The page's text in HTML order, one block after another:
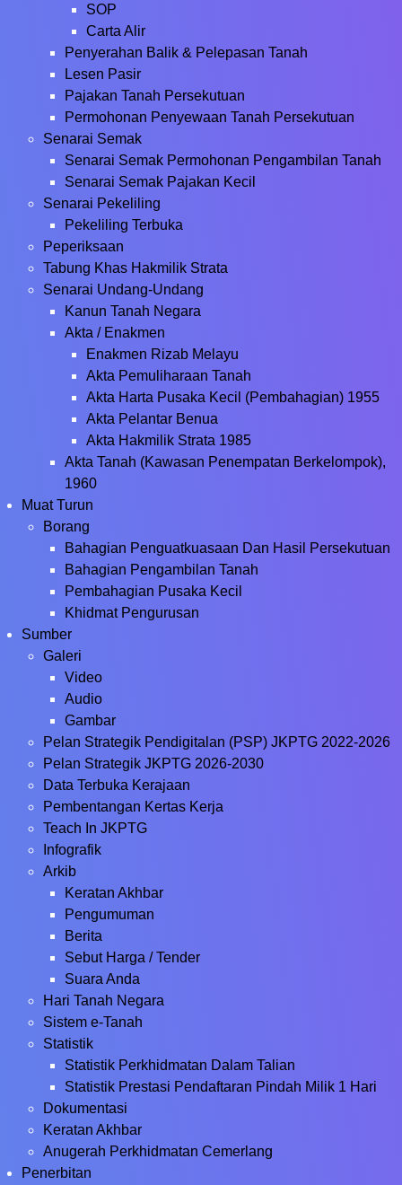
SOP
Carta Alir
Penyerahan Balik & Pelepasan Tanah
Lesen Pasir
Pajakan Tanah Persekutuan
Permohonan Penyewaan Tanah Persekutuan
Senarai Semak
Senarai Semak Permohonan Pengambilan Tanah
Senarai Semak Pajakan Kecil
Senarai Pekeliling
Pekeliling Terbuka
Peperiksaan
Tabung Khas Hakmilik Strata
Senarai Undang-Undang
Kanun Tanah Negara
Akta / Enakmen
Enakmen Rizab Melayu
Akta Pemuliharaan Tanah
Akta Harta Pusaka Kecil (Pembahagian) 1955
Akta Pelantar Benua
Akta Hakmilik Strata 1985
Akta Tanah (Kawasan Penempatan Berkelompok),
1960
Muat Turun
Borang
Bahagian Penguatkuasaan Dan Hasil Persekutuan
Bahagian Pengambilan Tanah
Pembahagian Pusaka Kecil
Khidmat Pengurusan
Sumber
Galeri
Video
Audio
Gambar
Pelan Strategik Pendigitalan (PSP) JKPTG 2022-2026
Pelan Strategik JKPTG 2026-2030
Data Terbuka Kerajaan
Pembentangan Kertas Kerja
Teach In JKPTG
Infografik
Arkib
Keratan Akhbar
Pengumuman
Berita
Sebut Harga / Tender
Suara Anda
Hari Tanah Negara
Sistem e-Tanah
Statistik
Statistik Perkhidmatan Dalam Talian
Statistik Prestasi Pendaftaran Pindah Milik 1 Hari
Dokumentasi
Keratan Akhbar
Anugerah Perkhidmatan Cemerlang
Penerbitan